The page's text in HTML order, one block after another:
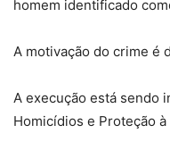
homem identificado
A motivação do crime é
A execução está sendo
Homicídios e Proteção à